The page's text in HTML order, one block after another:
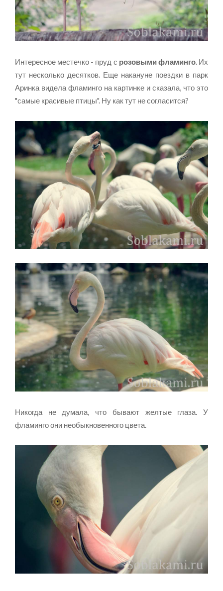
Интересное местечко - пруд с розовыми фламинго. Их
тут несколько десятков. Еще накануне поездки в парк
Аринка видела фламинго на картинке и сказала, что это
"самые красивые птицы". Ну как тут не согласится?
Никогда не думала, что бывают желтые глаза. У
фламинго они необыкновенного цвета.